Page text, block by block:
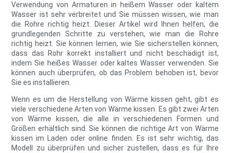
Verwendung von Armaturen in heißem Wasser oder kaltem
Wasser ist sehr verbreitet und Sie müssen wissen, wie man
die Rohre richtig heizt. Dieser Artikel wird Ihnen helfen, die
grundlegenden Schritte zu verstehen, wie man die Rohre
richtig heizt. Sie können lernen, wie Sie sicherstellen können,
dass das Rohr korrekt installiert und nicht beschädigt ist,
indem Sie heißes Wasser oder kaltes Wasser verwenden. Sie
können auch überprüfen, ob das Problem behoben ist, bevor
Sie es installieren.
Wenn es um die Herstellung von Wärme kissen geht, gibt es
viele verschiedene Arten von Wärme kissen. Es gibt zwei Arten
von Wärme kissen, die alle in verschiedenen Formen und
Größen erhältlich sind. Sie können die richtige Art von Wärme
kissen im Laden oder online finden. Es ist sehr wichtig, das
Modell zu überprüfen und sicher zustellen, dass es für Ihre